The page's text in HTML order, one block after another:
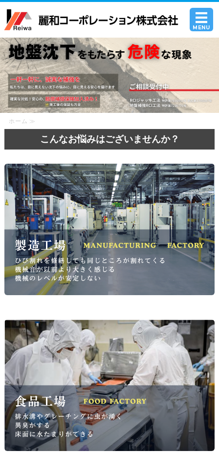
沈下
MENU
ホーム
工法について
施工・調査事例一覧
採用情報
お問い合わせ
ホーム ≫
こんなお悩みはございませんか？